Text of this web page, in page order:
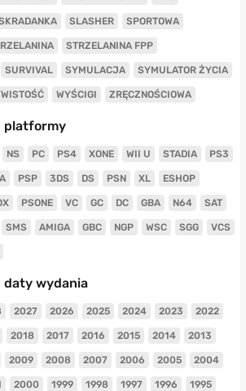
SLASHER SPORTOWA
STRZELANINA FPP
SURVIVAL SYMULACJA SYMULATOR ŻYCIA
WYŚCIGI ZRĘCZNOŚCIOWA
platformy
NS PC PS4 XONE WII U STADIA PS3
PSP 3DS DS PSN XL ESHOP
PSONE VC GC DC GBA N64 SAT
SMS AMIGA GBC NGP WSC SGG VCS
daty wydania
2027 2026 2025 2024 2023 2022
2018 2017 2016 2015 2014 2013
2009 2008 2007 2006 2005 2004
2000 1999 1998 1997 1996 1995